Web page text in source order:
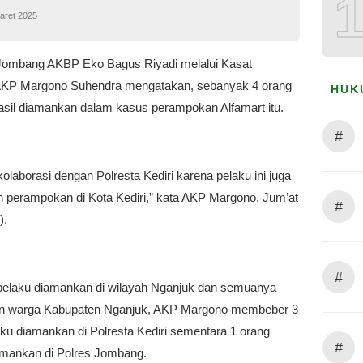
2025
AKBP Eko Bagus Riyadi melalui Kasat
Margono Suhendra mengatakan, sebanyak 4 orang
diamankan dalam kasus perampokan Alfamart itu.
dengan Polresta Kediri karena pelaku ini juga
perampokan di Kota Kediri,” kata AKP Margono, Jum’at
diamankan di wilayah Nganjuk dan semuanya
warga Kabupaten Nganjuk, AKP Margono membeber 3
diamankan di Polresta Kediri sementara 1 orang
di Polres Jombang.
#
#
#
#